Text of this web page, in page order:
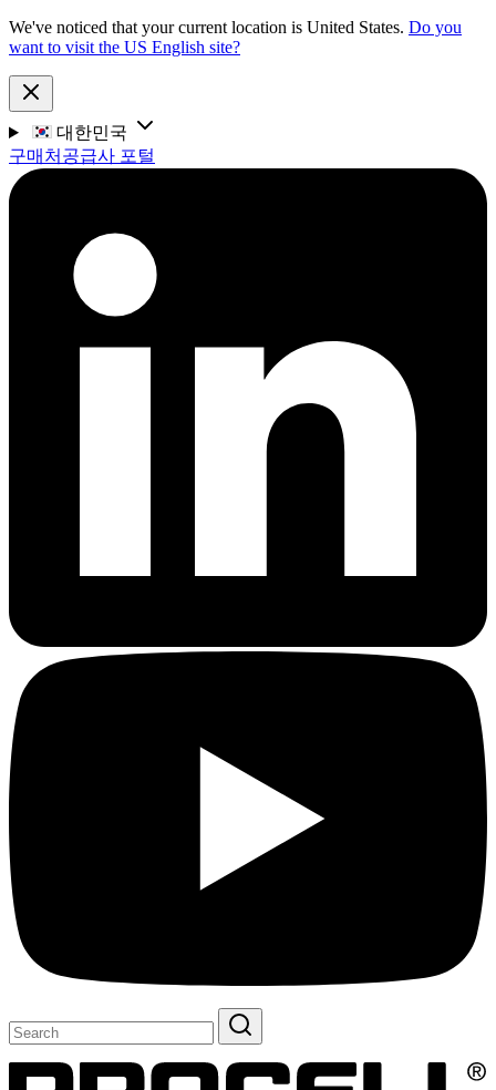
We've noticed that your current location is United States. Do you
want to visit the US English site?
대한민국
구매처 공급사 포털